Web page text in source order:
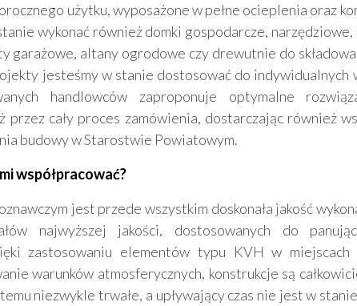
użytku, wyposażone w pełne ocieplenia oraz
wykonać również domki gospodarcze,
garażowe, altany ogrodowe czy drewutnie do
jesteśmy w stanie dostosować do indywidualnych
handlowców zaproponuje optymalne
przez cały proces zamówienia, dostarczając również
budowy w Starostwie Powiatowym.
współpracować?
jest przede wszystkim doskonała jakość
najwyższej jakości, dostosowanych do
zastosowaniu elementów typu KVH w miejscach
warunków atmosferycznych, konstrukcje są
niezwykle trwałe, a upływający czas nie jest w